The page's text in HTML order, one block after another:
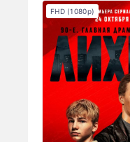
FHD (1080p)